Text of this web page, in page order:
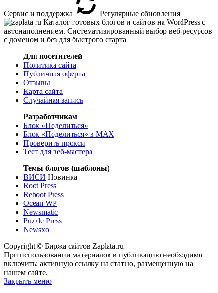
Сервис и поддержка
Регулярные обновления
Каталог готовых блогов и сайтов на WordPress с
автонаполнением. Систематизированный выбор веб-ресурсов
с доменом и без для быстрого старта.
Для посетителей
Политика сайта
Публичная оферта
Отзывы
Карта сайта
Случайная запись
Разработчикам
Блок «Поделиться»
Блок «Поделиться» в MAX
Проверить прокси
Тест для веб-мастера
Темы блогов (шаблоны)
ВИСИ Новинка
Root Press
Reboot Press
Ocean WP
Newsmatic
Puzzle Press
Newsxo
Copyright © Биржа сайтов Zaplata.ru
При использовании материалов в публикацию необходимо
включить: активную ссылку на статью, размещенную на
нашем сайте.
Закрыть меню